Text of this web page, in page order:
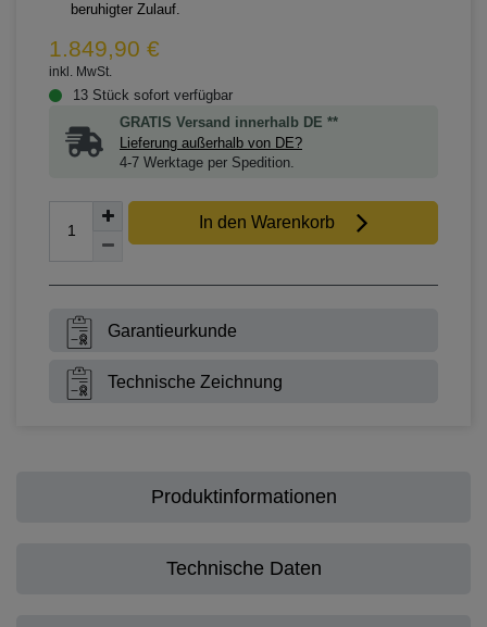
beruhigter Zulauf.
1.849,90 €
inkl. MwSt.
13 Stück sofort verfügbar
GRATIS Versand innerhalb DE **
Lieferung außerhalb von DE?
4-7 Werktage per Spedition.
In den Warenkorb
Garantieurkunde
Technische Zeichnung
Produktinformationen
Technische Daten